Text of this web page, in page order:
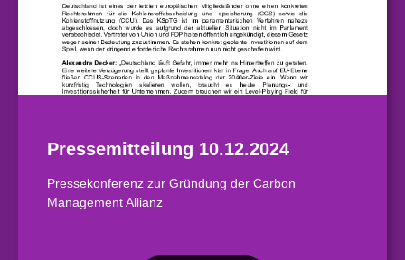
Pressemitteilung 10.12.2024
Pressekonferenz zur Gründung der Carbon
Management Allianz